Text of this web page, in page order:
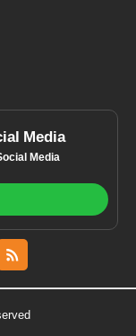
Media
Media